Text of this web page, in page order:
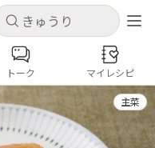
キャンセル
存できます
新規登録
キャンセル
コンテンツ
トーク マイレシピ
主菜